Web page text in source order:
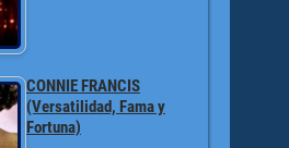
CONNIE FRANCIS
(Versatilidad, Fama y
Fortuna)